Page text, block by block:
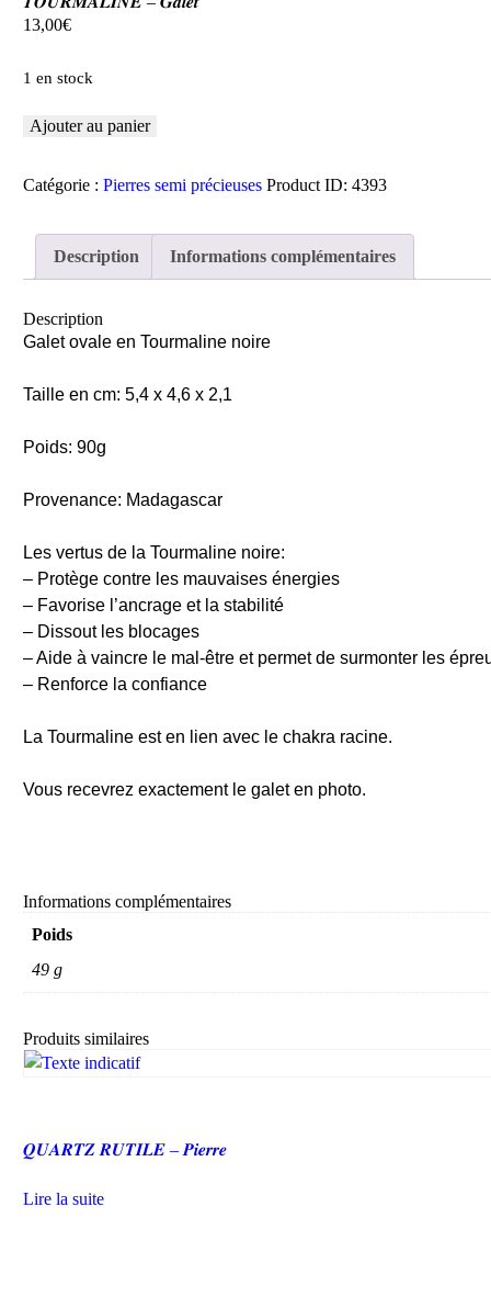
13,00€
1 en stock
quantité
𝑻𝑶𝑼𝑹𝑴𝑨𝑳𝑰𝑵𝑬
𝑮𝒂𝒍𝒆𝒕
Ajouter au panier
Catégorie : Pierres semi précieuses Product ID: 4393
Description Informations complémentaires
Description
Galet ovale en Tourmaline noire
Taille en cm: 5,4 x 4,6 x 2,1
Poids: 90g
Provenance: Madagascar
Les vertus de la Tourmaline noire:
– Protège contre les mauvaises énergies
– Favorise l’ancrage et la stabilité
– Dissout les blocages
– Aide à vaincre le mal-être et permet de surmonter les
– Renforce la confiance
La Tourmaline est en lien avec le chakra racine.
Vous recevrez exactement le galet en photo.
Informations complémentaires
Poids
49 g
Produits similaires
𝑸𝑼𝑨𝑹𝑻𝒁 𝑹𝑼𝑻𝑰𝑳𝑬 – 𝑷𝒊𝒆𝒓𝒓𝒆
Lire la suite